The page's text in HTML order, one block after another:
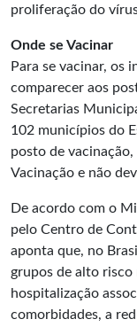
proliferação do
Onde se Vacinar
Para se vacinar, os
comparecer aos
Secretarias
102 municípios do
posto de
Vacinação e não
De acordo com o
pelo Centro de
aponta que, no
grupos de alto risco
hospitalização
comorbidades, a